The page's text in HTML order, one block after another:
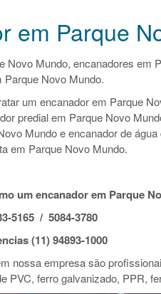
em Parque
Novo Mundo, encanadores em
Novo Mundo.
um encanador em Parque
predial em Parque Novo
Mundo e encanador de
em Parque Novo Mundo.
um encanador em Parque
5165 / 5084-3780
(11) 94893-1000
nossa empresa são
PVC, ferro galvanizado, PPR,